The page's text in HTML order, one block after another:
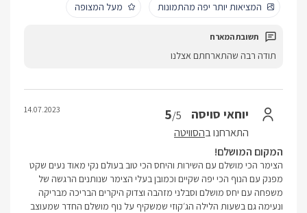
המציאות יותר יפה מהתמונות
מעל המצופה
תודה רבה שהתארחתם אצלנו
יוחאי סויסה 5/5
התארחנו בהסוויטה
14.07.2023
המקום המושלם!
הצימר הכי מושלם עם השירות והיחס הכי טוב בעולם נקי מאוד נעים שקט
מפנק עם הנוף הכי יפה שקיים וכמובן בעלי הצימר שנותנים הרגשה של
משפחה עם יחס מושלם וסבלני מזהבה וצדוק היקרים הבריכה מבריקה
ונעימה גם בשעות הלילה הג׳קוזי שמשקיף על נוף מושלם החדר שמעוצב